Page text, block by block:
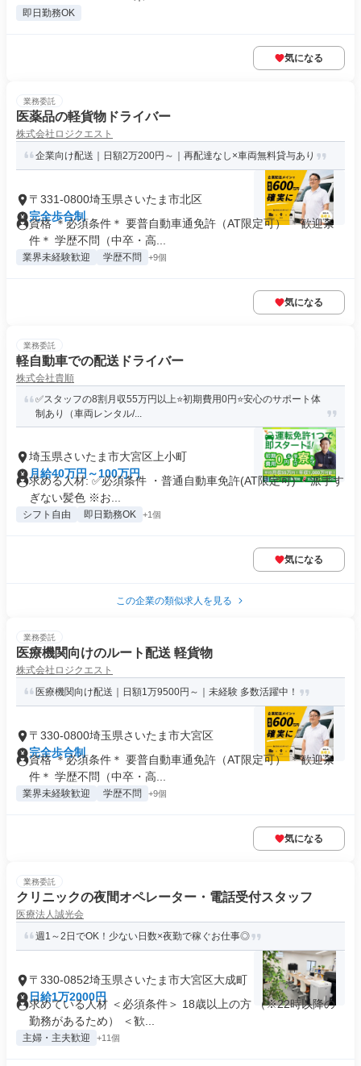
即日勤務OK
気になる
業務委託
医薬品の軽貨物ドライバー
株式会社ロジクエスト
企業向け配送｜日額2万200円～｜再配達なし×車両無料貸与あり
〒331-0800埼玉県さいたま市北区
完全歩合制
資格 ＊必須条件＊ 要普自動車通免許（AT限定可） ＊歓迎条
件＊ 学歴不問（中卒・高...
業界未経験歓迎 学歴不問 +9個
気になる
業務委託
軽自動車での配送ドライバー
株式会社貴順
✅スタッフの8割月収55万円以上⭐️初期費用0円⭐️安心のサポート体
制あり（車両レンタル/...
埼玉県さいたま市大宮区上小町
月給40万円～100万円
求める人材: ✅️必須条件 ・普通自動車免許(AT限定可) ・派手す
ぎない髪色 ※お...
シフト自由 即日勤務OK +1個
気になる
この企業の類似求人を見る
業務委託
医療機関向けのルート配送 軽貨物
株式会社ロジクエスト
医療機関向け配送｜日額1万9500円～｜未経験 多数活躍中！
〒330-0800埼玉県さいたま市大宮区
完全歩合制
資格 ＊必須条件＊ 要普自動車通免許（AT限定可） ＊歓迎条
件＊ 学歴不問（中卒・高...
業界未経験歓迎 学歴不問 +9個
気になる
業務委託
クリニックの夜間オペレーター・電話受付スタッフ
医療法人誠光会
週1～2日でOK！少ない日数×夜勤で稼ぐお仕事◎
〒330-0852埼玉県さいたま市大宮区大成町
日給1万2000円
求めている人材 ＜必須条件＞ 18歳以上の方 （※22時以降の
勤務があるため） ＜歓...
主婦・主夫歓迎 +11個